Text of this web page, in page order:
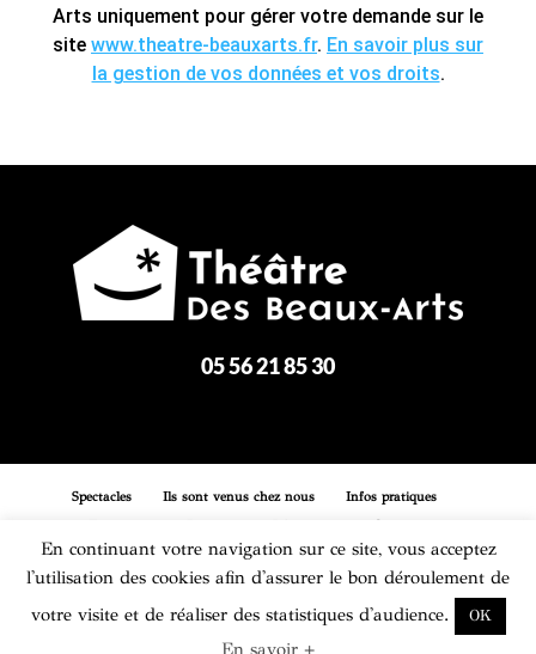
Arts uniquement pour gérer votre demande sur le
site www.theatre-beauxarts.fr. En savoir plus sur
la gestion de vos données et vos droits.
05 56 21 85 30
Spectacles Ils sont venus chez nous
Infos pratiques
Contact
Mentions légales Plan du site
En continuant votre navigation sur ce site, vous acceptez
l'utilisation des cookies afin d'assurer le bon déroulement de
votre visite et de réaliser des statistiques d'audience.
OK
En savoir +